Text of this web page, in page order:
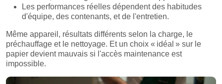
Les performances réelles dépendent des habitudes
d'équipe, des contenants, et de l'entretien.
Même appareil, résultats différents selon la charge, le
préchauffage et le nettoyage. Et un choix « idéal » sur le
papier devient mauvais si l'accès maintenance est
impossible.